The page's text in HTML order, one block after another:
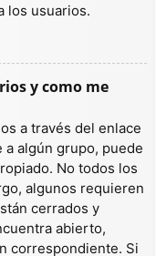
los usuarios.
y como me
a través del enlace
a algún grupo, puede
No todos los
algunos requieren
cerrados y
abierto,
correspondiente. Si